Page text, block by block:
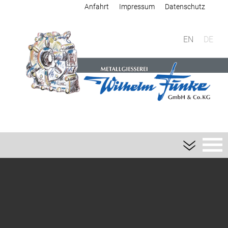
Anfahrt Impressum Datenschutz
EN DE